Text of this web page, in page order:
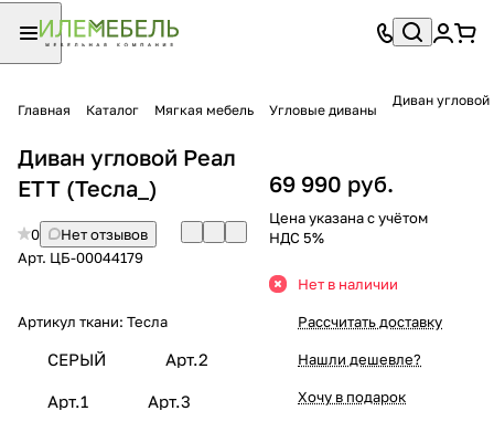
Главная Каталог Мягкая мебель Угловые диваны
Диван угловой
Диван угловой Реал
ЕТТ (Тесла_)
0
Нет отзывов
Арт. ЦБ-00044179
Артикул ткани: Тесла
СЕРЫЙ Арт.2
Арт.1 Арт.3
69 990 руб.
Цена указана с учётом
НДС 5%
Нет в наличии
Рассчитать доставку
Нашли дешевле?
Хочу в подарок